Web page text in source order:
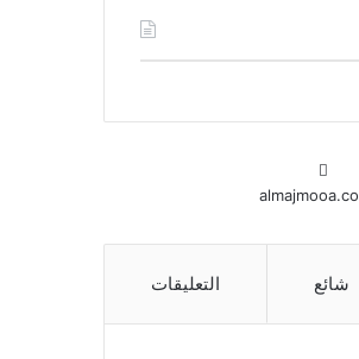
شائع التعليقات